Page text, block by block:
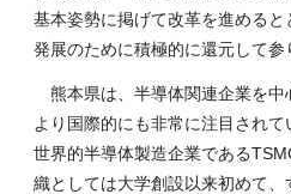
基本姿勢に掲げて改革を進める
発展のために積極的に還元して参
熊本県は、半導体関連企業を中
より国際的にも非常に注目され
世界的半導体製造企業である
織としては大学創設以来初めて